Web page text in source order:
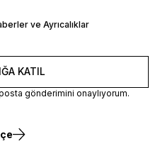
ve Ayrıcalıklar
KATIL
gönderimini onaylıyorum.